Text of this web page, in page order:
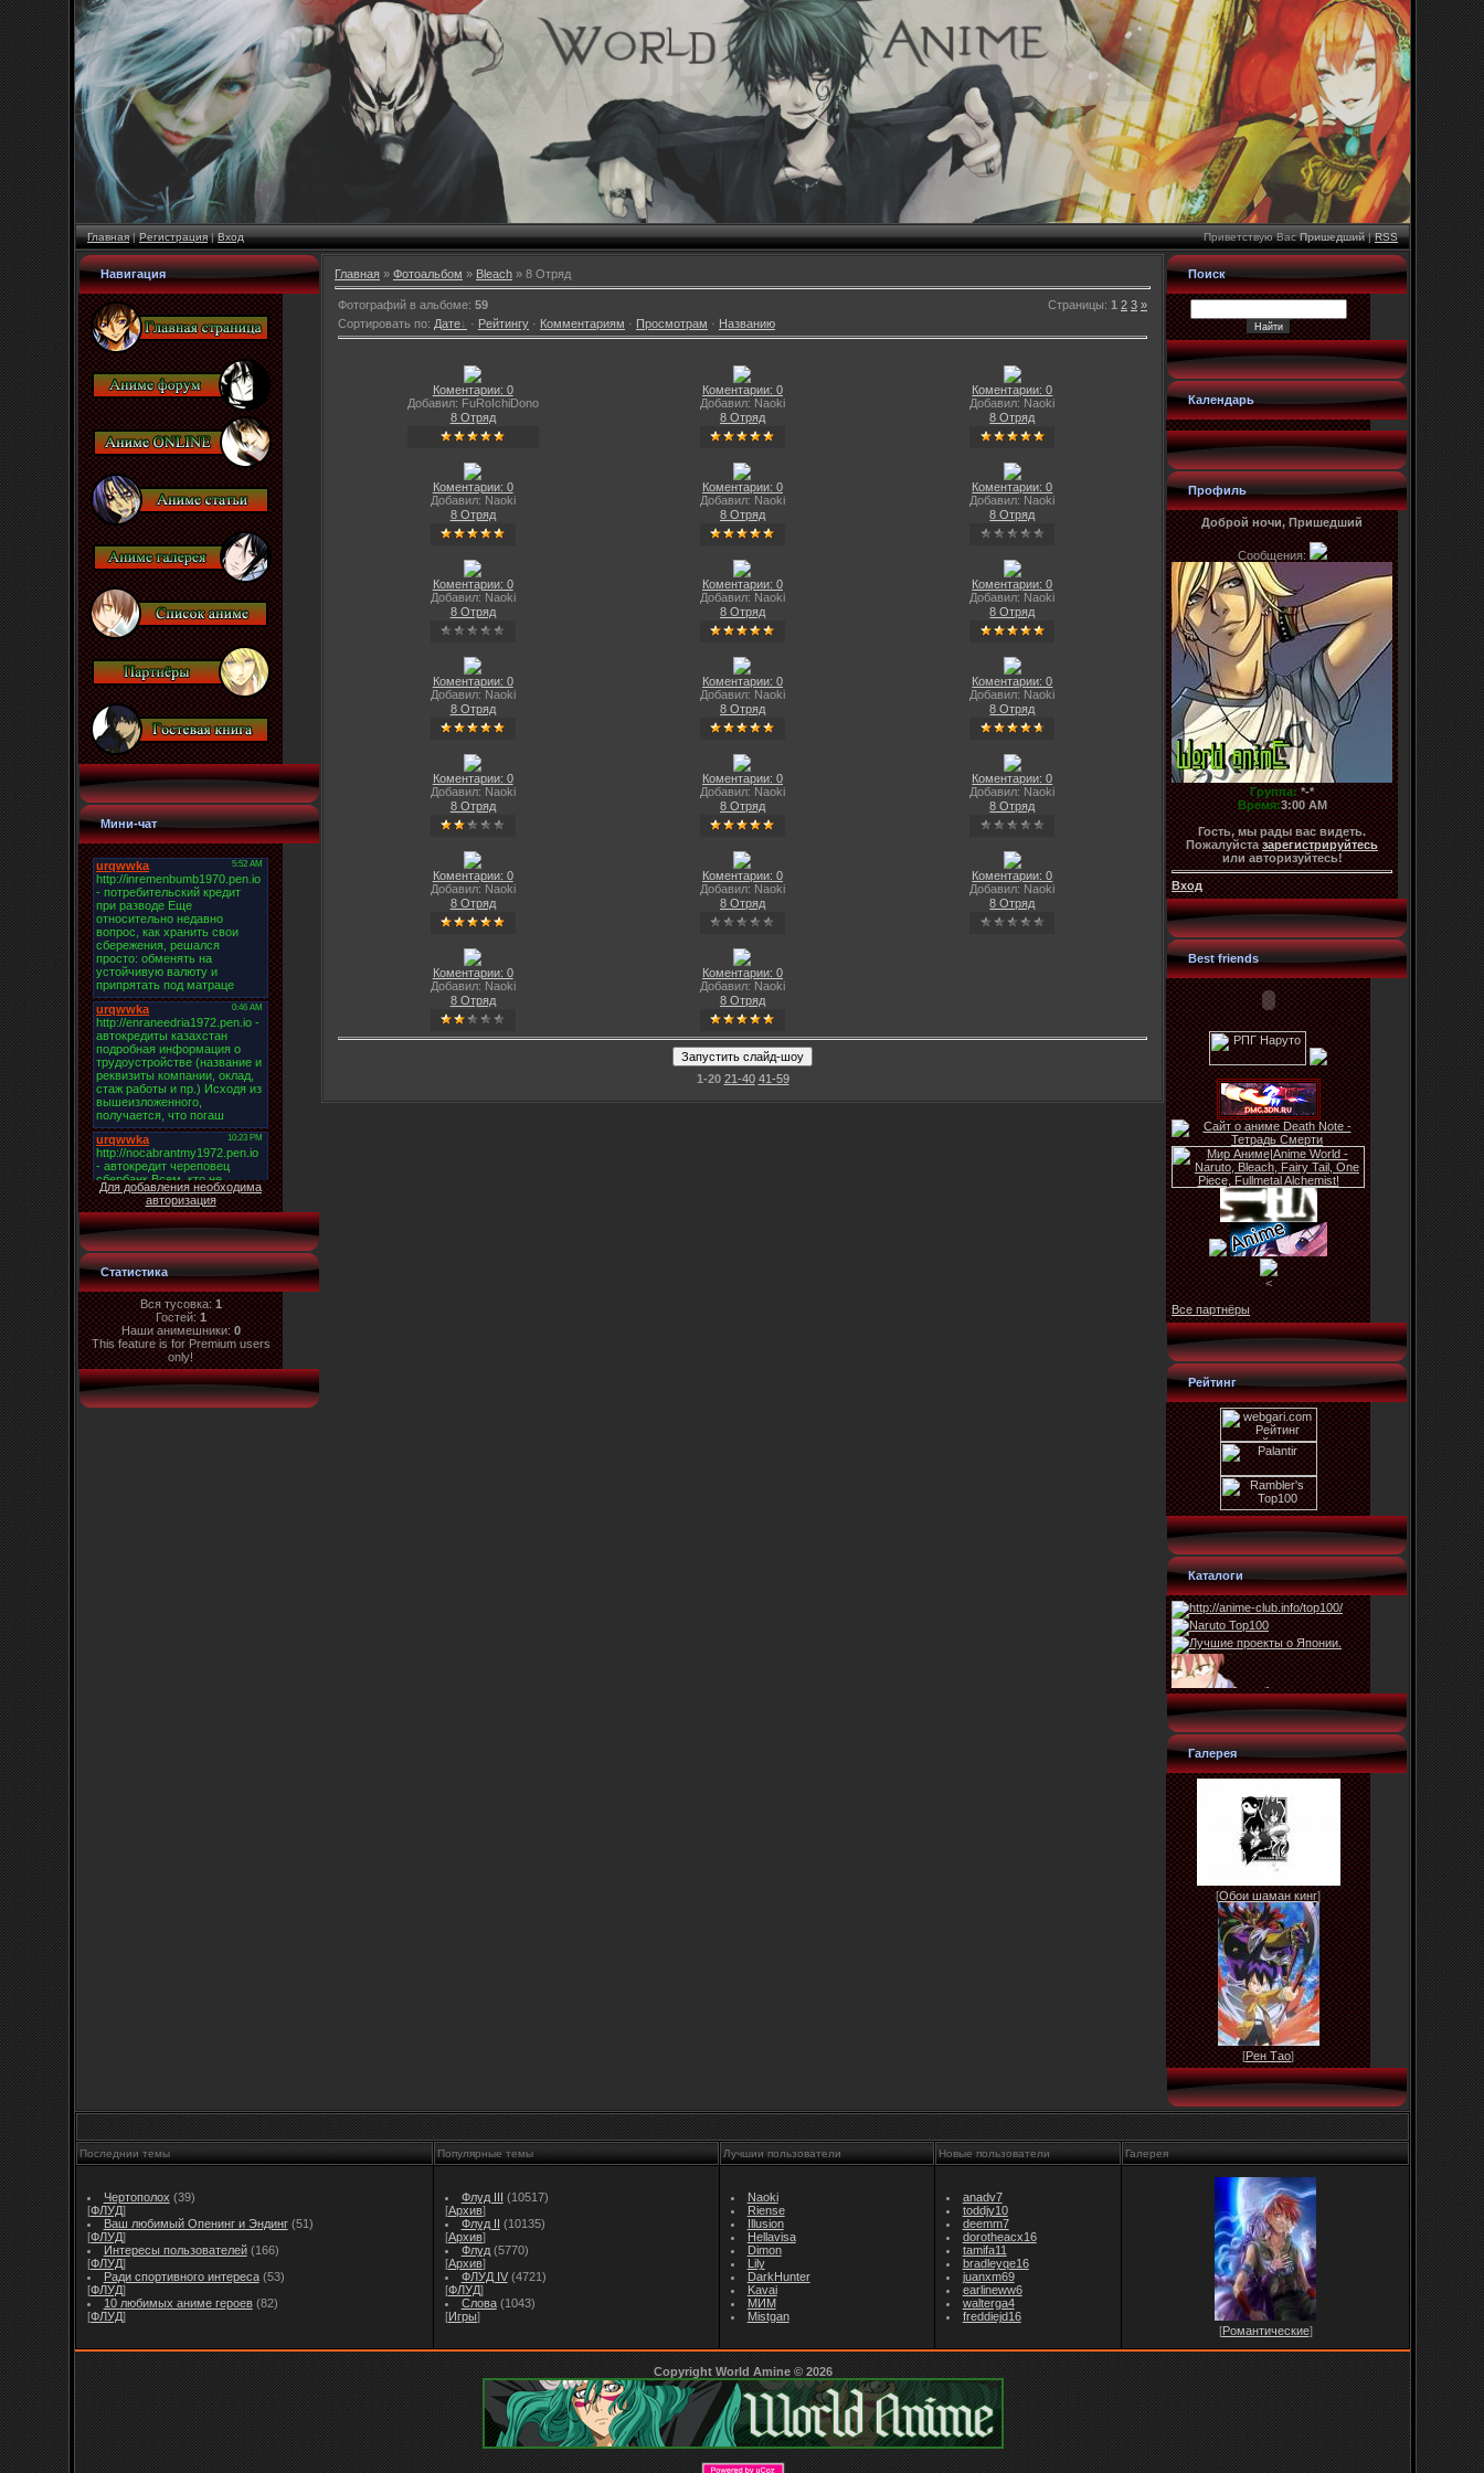
Главная|Регистрация|Вход Приветствую Вас Пришедший|RSS
Навигация
Мини-чат
Для добавления необходима
авторизация
Статистика
Вся тусовка:1
Гостей:1
Наши анимешники:0
This feature is for Premium users
only!
Главная » Фотоальбом » Bleach » 8 Отряд
Фотографий в альбоме: 59 Страницы: 1 2 3 »
Сортировать по: Дате · Рейтингу · Комментариям · Просмотрам · Названию
Коментарии: 0
Добавил: FuRoIchiDono
8 Отряд
Коментарии: 0
Добавил: Naoki
8 Отряд
Коментарии: 0
Добавил: Naoki
8 Отряд
Коментарии: 0
Добавил: Naoki
8 Отряд
Коментарии: 0
Добавил: Naoki
8 Отряд
Коментарии: 0
Добавил: Naoki
8 Отряд
Коментарии: 0
Добавил: Naoki
8 Отряд
Коментарии: 0
Добавил: Naoki
8 Отряд
Коментарии: 0
Добавил: Naoki
8 Отряд
Коментарии: 0
Добавил: Naoki
8 Отряд
Коментарии: 0
Добавил: Naoki
8 Отряд
Коментарии: 0
Добавил: Naoki
8 Отряд
Коментарии: 0
Добавил: Naoki
8 Отряд
Коментарии: 0
Добавил: Naoki
8 Отряд
Коментарии: 0
Добавил: Naoki
8 Отряд
Коментарии: 0
Добавил: Naoki
8 Отряд
Коментарии: 0
Добавил: Naoki
8 Отряд
Коментарии: 0
Добавил: Naoki
8 Отряд
Коментарии: 0
Добавил: Naoki
8 Отряд
Коментарии: 0
Добавил: Naoki
8 Отряд
1-20 21-40 41-59
Поиск
Календарь
Профиль
Доброй ночи, Пришедший
Сообщения:
Группа: *-*
Время:3:00 AM
Гость, мы рады вас видеть.
Пожалуйстазарегистрируйтесь
или авторизуйтесь!
Вход
Best friends
<
Все партнёры
Рейтинг
Каталоги
Галерея
[Обои шаман кинг]
[Рен Тао]
Последнии темы Популярные темы Лучшии пользователи Новые пользователи Галерея
Чертополох (39)
[ФЛУД]
Ваш любимый Опенинг и Эндинг (51)
[ФЛУД]
Интересы пользователей (166)
[ФЛУД]
Ради спортивного интереса (53)
[ФЛУД]
10 любимых аниме героев (82)
[ФЛУД]
Флуд III (10517)
[Архив]
Флуд II (10135)
[Архив]
Флуд (5770)
[Архив]
ФЛУД IV (4721)
[ФЛУД]
Слова (1043)
[Игры]
Naoki
Riense
Illusion
Hellavisa
Dimon
Lily
DarkHunter
Kavai
МИМ
Mistgan
anadv7
toddjy10
deemm7
dorotheacx16
tamifa11
bradleyqe16
juanxm69
earlineww6
walterga4
freddiejd16
[Романтические]
Copyright World Amine © 2026